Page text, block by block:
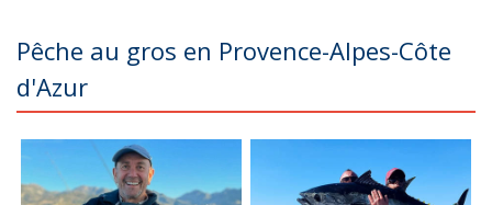
Pêche au gros en Provence-Alpes-Côte
d'Azur